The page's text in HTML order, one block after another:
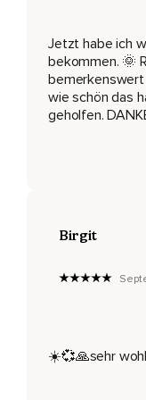
Dass du vielleicht
Meeresrauschen.
Du darfst alles
Aufgetankt und
Aber bis dahin
Jetzt habe ich
bekommen. 🌞
bemerkenswert
wie schön das
geholfen.
Birgit
☀️💞🙏sehr